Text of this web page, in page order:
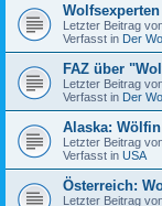
Letzter Beitrag
Verfasst in Der
FAZ über
Letzter Beitrag
Verfasst in Der
Alaska:
Letzter Beitrag
Verfasst in USA
Österreich:
Letzter Beitrag